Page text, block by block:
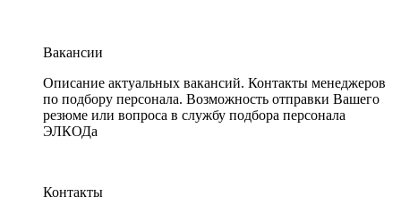
Вакансии
Описание актуальных вакансий. Контакты менеджеров
по подбору персонала. Возможность отправки Вашего
резюме или вопроса в службу подбора персонала
ЭЛКОДа
Контакты